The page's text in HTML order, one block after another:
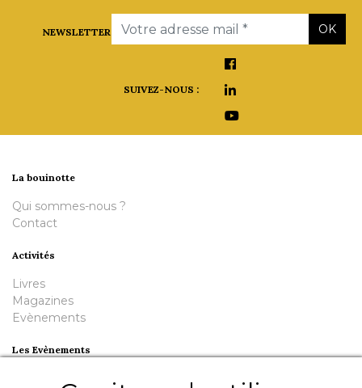
NEWSLETTER
Email OK
SUIVEZ-NOUS :
La bouinotte
Qui sommes-nous ?
Contact
Activités
Livres
Magazines
Evènements
Les Evènements